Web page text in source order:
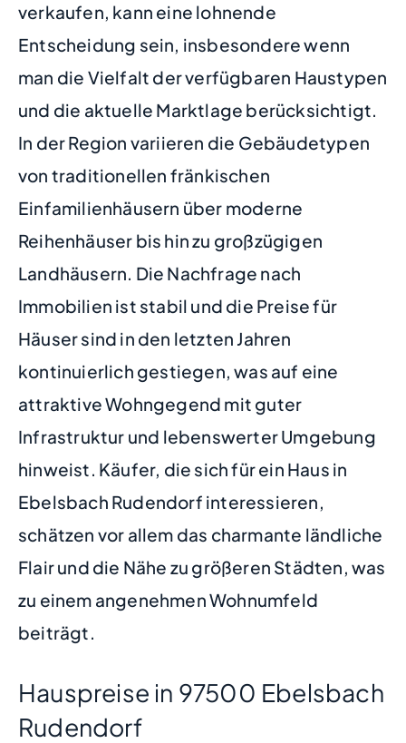
verkaufen, kann eine lohnende
Entscheidung sein, insbesondere wenn
man die Vielfalt der verfügbaren Haustypen
und die aktuelle Marktlage berücksichtigt.
In der Region variieren die Gebäudetypen
von traditionellen fränkischen
Einfamilienhäusern über moderne
Reihenhäuser bis hin zu großzügigen
Landhäusern. Die Nachfrage nach
Immobilien ist stabil und die Preise für
Häuser sind in den letzten Jahren
kontinuierlich gestiegen, was auf eine
attraktive Wohngegend mit guter
Infrastruktur und lebenswerter Umgebung
hinweist. Käufer, die sich für ein Haus in
Ebelsbach Rudendorf interessieren,
schätzen vor allem das charmante ländliche
Flair und die Nähe zu größeren Städten, was
zu einem angenehmen Wohnumfeld
beiträgt.
Hauspreise in 97500 Ebelsbach
Rudendorf